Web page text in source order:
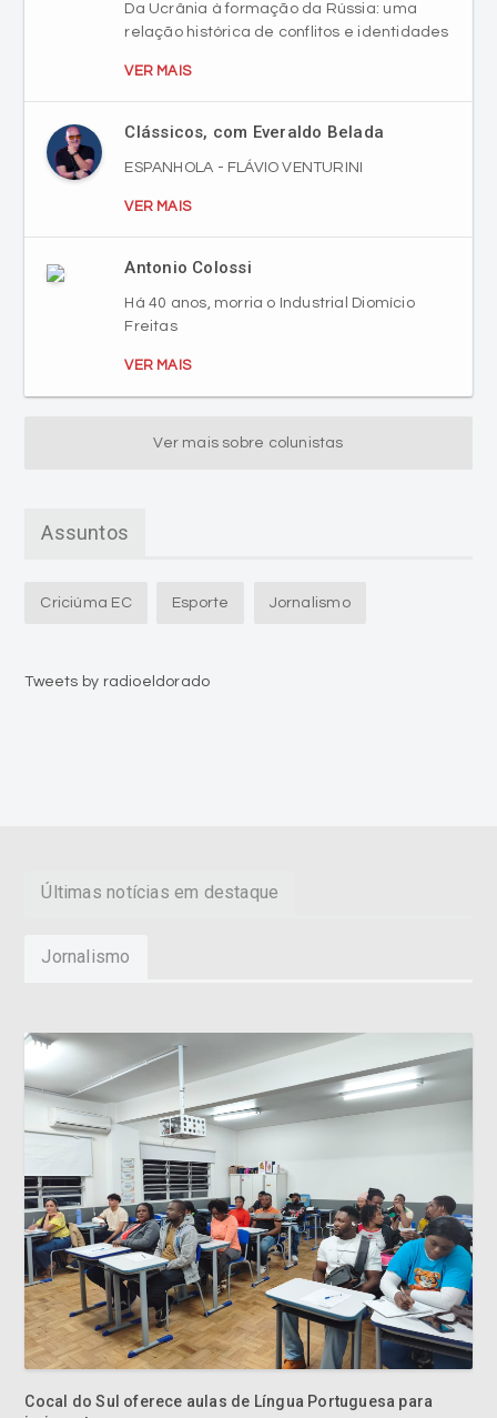
Da Ucrânia à formação da Rússia: uma
relação histórica de conflitos e identidades
VER MAIS
Clássicos, com Everaldo Belada
ESPANHOLA - FLÁVIO VENTURINI
VER MAIS
Antonio Colossi
Há 40 anos, morria o Industrial Diomício
Freitas
VER MAIS
Ver mais sobre colunistas
Assuntos
Criciúma EC Esporte Jornalismo
Tweets by radioeldorado
Últimas notícias em destaque
Jornalismo
Cocal do Sul oferece aulas de Língua Portuguesa para